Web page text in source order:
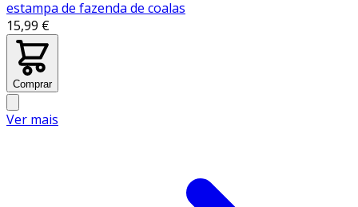
estampa de fazenda de coalas
15,99 €
Comprar
Ver mais